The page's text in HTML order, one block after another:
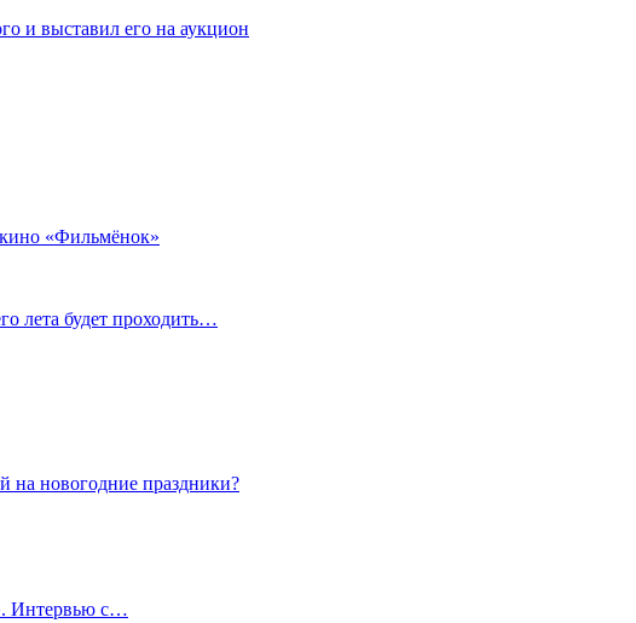
и выставил его на аукцион
«Фильмёнок»
лета будет проходить…
на новогодние праздники?
Интервью с…